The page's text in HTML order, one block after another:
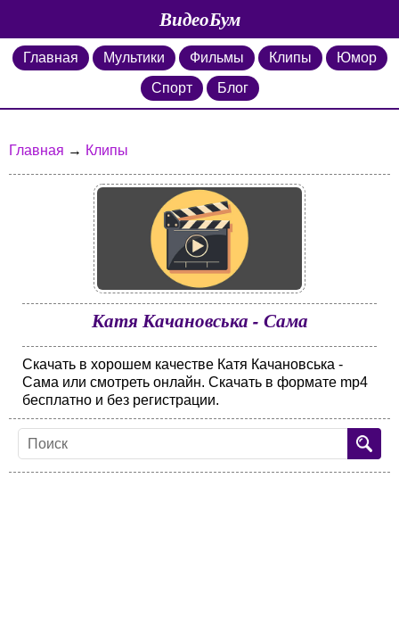
ВидеоБум
Главная Мультики Фильмы Клипы
Юмор
Спорт
Блог
Главная → Клипы
Катя Качановська - Сама
Скачать в хорошем качестве Катя Качановська -
Сама или смотреть онлайн. Скачать в формате mp4
бесплатно и без регистрации.